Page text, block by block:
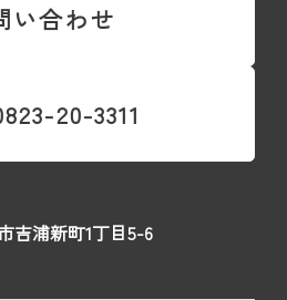
い合わせ
20-3311
吉浦新町1丁目5-6